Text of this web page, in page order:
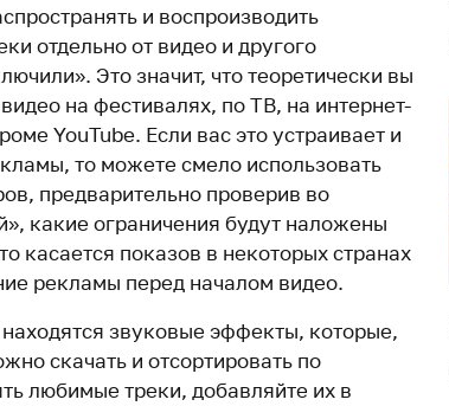
и воспроизводить
отдельно от видео и другого
Это значит, что теоретически вы
на фестивалях, по ТВ, на интернет-
YouTube. Если вас это устраивает и
то можете смело использовать
предварительно проверив во
какие ограничения будут наложены
касается показов в некоторых странах
рекламы перед началом видео.
звуковые эффекты, которые,
скачать и отсортировать по
любимые треки, добавляйте их в